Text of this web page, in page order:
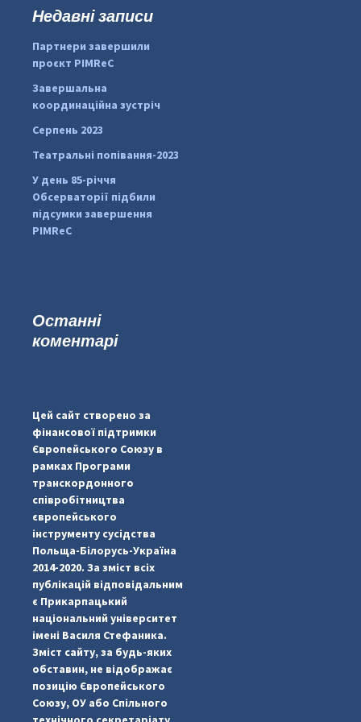
#PipIvanToday
pimrec_project
:Недавні записи
Партнери завершили
проєкт PIMReC
Завершальна
координаційна зустріч
Серпень 2023
Театральні попівання-2023
У день 85-річчя
Обсерваторії підбили
підсумки завершення
PIMReC
Останні
коментарі
Цей сайт створено за
фінансової підтримки
Європейського Союзу в
рамках Програми
транскордонного
співробітництва
європейського
інструменту сусідства
Польща-Білорусь-Україна
2014-2020. За зміст всіх
публікацій відповідальним
є Прикарпацький
національний університет
імені Василя Стефаника.
Зміст сайту, за будь-яких
обставин, не відображає
позицію Європейського
Союзу, ОУ або Спільного